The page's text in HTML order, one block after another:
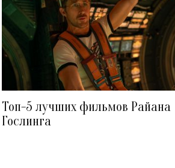
Топ-5 лучших фильмов Райана
Гослинга